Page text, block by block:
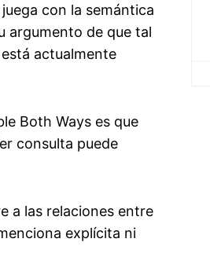
con la semántica
argumento de que tal
actualmente
Both Ways es que
consulta puede
a las relaciones entre
explícita ni